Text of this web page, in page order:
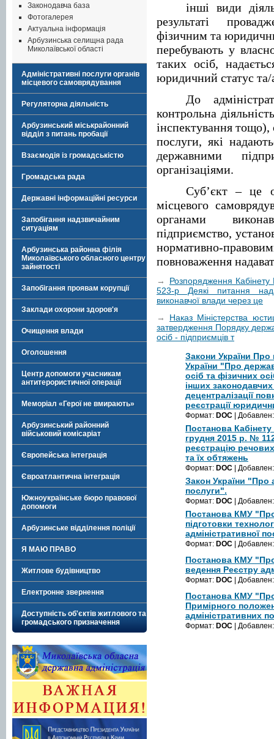
Законодавча база
Фотогалерея
Актуальна інформація
Арбузинська селищна рада
Миколаївської області
Адміністративні послуги органів
місцевого самоврядування
Регуляторна діяльність
Арбузинський міськрайонний
відділ з питань пробації
Взаємодія із громадськістю
Громадська рада
Державні інформаційні ресурси
Запобігання надзвичайним
ситуаціям
Арбузинська районна філія
Миколаївського обласного центру
зайнятості
Запобігання проявам корупції
Заклади охорони здоров'я
Очищення влади
Оголошення
Центр допомоги учасникам
антитерористичної операції
Меморіал «Герої не вмирають»
Арбузинський районний
військовий комісаріат
Європейська інтеграція
Євроатлантична інтеграція
Южноукраїнське бюро правової
допомоги
Арбузинське відділення поліції
Я МАЮ ПРАВО
Житлове будівництво
Електронне звернення
Доступність об'єктів житлового та
громадського призначення
інші види
результаті
фізичним та
перебувають у
таких осіб,
юридичний статус та/
До
контрольна
інспектування тощо),
послуги, які
державними
організаціями.
Суб’єкт – це
місцевого
органами
підприємство,
нормативно-
повноваження
→
Розпорядження Кабінету
523-р Деякі питання
виконавчої влади через це
→
Наказ Міністерства
затвердження Порядку
осіб - підприємців т
Закони України Про
України "Про
осіб та фізичних
інших
децентралізації
реєстрації
Формат: DOC |
Постанова Кабінету
грудня 2015 р. №
реєстрацію
та їх обтяжень
Формат: DOC |
Закон України "Про
послуги".
Формат: DOC |
Постанова КМУ
підготовки
адміністративної
Формат: DOC |
Постанова КМУ
ведення Реєстру
Формат: DOC |
Постанова КМУ
Примірного
адміністративних
Формат: DOC |